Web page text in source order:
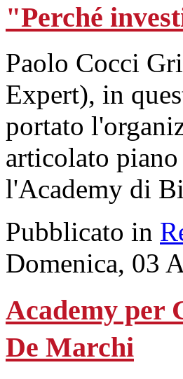
"Perché
Paolo Cocci
Expert), in
portato
articolato
l'Academy di
Pubblicato in
Domenica, 03
Academy per
De Marchi